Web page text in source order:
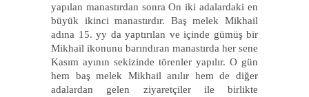
yapılan manastırdan sonra On iki adalardaki en
büyük ikinci manastırdır. Baş melek Mikhail
adına 15. yy da yaptırılan ve içinde gümüş bir
Mikhail ikonunu barındıran manastırda her sene
Kasım ayının sekizinde törenler yapılır. O gün
hem baş melek Mikhail anılır hem de diğer
adalardan gelen ziyaretçiler ile birlikte